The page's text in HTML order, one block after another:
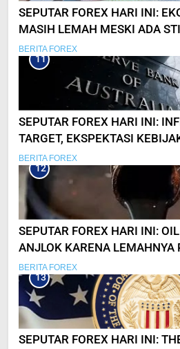
SEPUTAR FOREX HARI INI:
MASIH LEMAH MESKI ADA
BERITA FOREX
11
SEPUTAR FOREX HARI INI:
TARGET, EKSPEKTASI
DEPAN
BERITA FOREX
12
SEPUTAR FOREX HARI INI:
ANJLOK KARENA LEMAHNYA
KUATNYA DOLAR!
BERITA FOREX
13
SEPUTAR FOREX HARI INI: